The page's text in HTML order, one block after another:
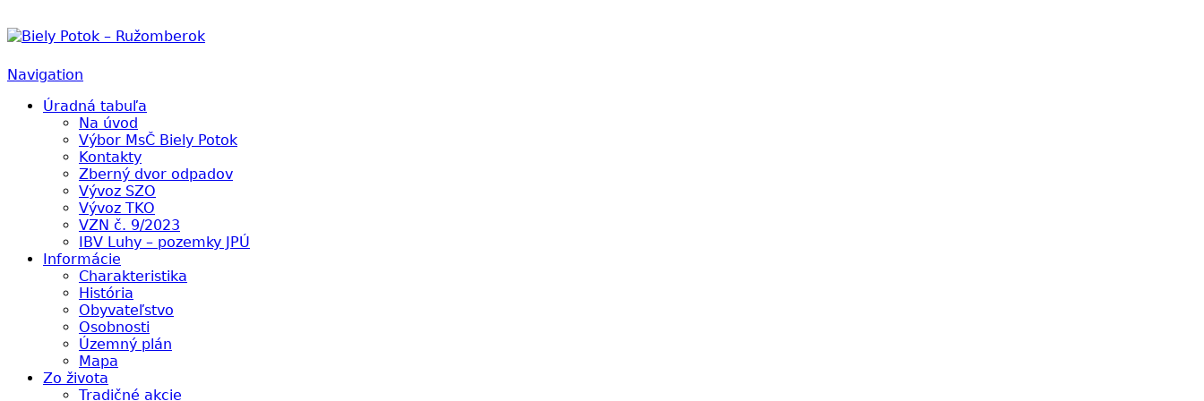
Navigation
Úradná tabuľa
Na úvod
Výbor MsČ Biely Potok
Kontakty
Zberný dvor odpadov
Vývoz SZO
Vývoz TKO
VZN č. 9/2023
IBV Luhy – pozemky JPÚ
Informácie
Charakteristika
História
Obyvateľstvo
Osobnosti
Územný plán
Mapa
Zo života
Tradičné akcie